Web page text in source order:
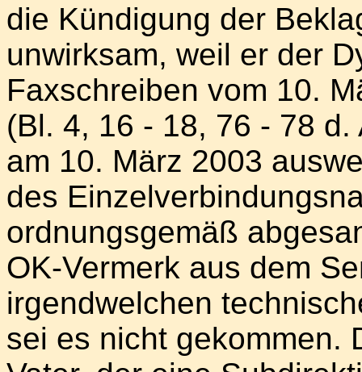
die Kündigung der
unwirksam, weil er der
Faxschreiben vom 10.
(Bl. 4, 16 - 18, 76 - 78
am 10. März 2003
des
ordnungsgemäß
OK-Vermerk aus dem
irgendwelchen
sei es nicht gekommen.